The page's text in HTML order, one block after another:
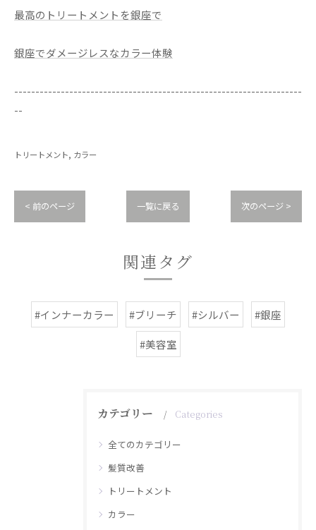
最高のトリートメントを銀座で
銀座でダメージレスなカラー体験
--------------------------------------------------------------------
--
トリートメント カラー
< 前のページ 一覧に戻る 次のページ >
関連タグ
#インナーカラー #ブリーチ #シルバー
#銀座
#美容室
カテゴリー Categories
全てのカテゴリー
髪質改善
トリートメント
カラー